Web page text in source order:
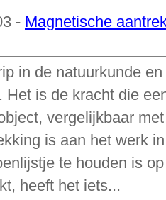
- Magnetische
in de natuurkunde
Het is de kracht die
vergelijkbaar
is aan het werk
te houden is
heeft het iets...